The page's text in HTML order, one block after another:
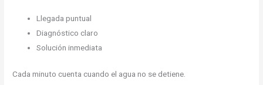
Llegada puntual
Diagnóstico claro
Solución inmediata
Cada minuto cuenta cuando el agua no se detiene.